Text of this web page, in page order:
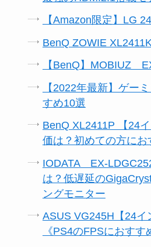
【Amazon限定】LG
BenQ ZOWIE
【BenQ】MOBIUZ
【2022年最新】ゲー
すめ10選
BenQ XL2411P 【24
価は？初めての方にお
IODATA EX-
は？低遅延の
ングモニター
ASUS VG245H【24イ
《PS4のFPSにおすす